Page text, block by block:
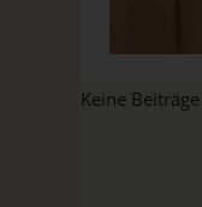
Keine